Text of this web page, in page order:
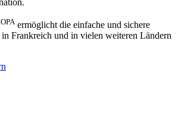
ermöglicht die einfache und sichere
Frankreich und in vielen weiteren Ländern